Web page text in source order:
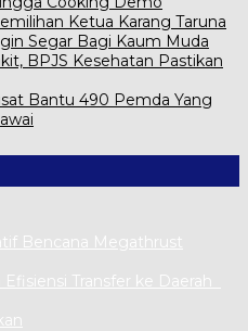
Ketua Karang Taruna
Segar Bagi Kaum Muda
BPJS Kesehatan Pastikan
Bantu 490 Pemda Yang
Bencana Megathrust
Transfer ke Daerah